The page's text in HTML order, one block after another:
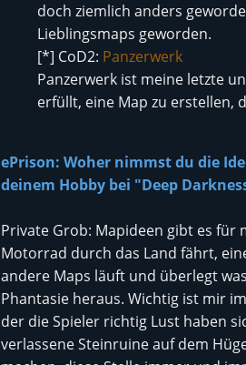
doch ziemlich anders
Lieblingsmaps geworden.
[*] CoD2: Panzerwerk
Panzerwerk ist meine letzte
erfüllt, eine Map zu erstellen,
ePrison: Woher nimmst du die
deinem Hobby bei "Deep
Private Grob: Mapideen gibt es für
Motorrad durch das Land fährt,
andere Maps läuft und überlegt
Phantasie heraus. Wichtig ist mir
der die Spieler richtig Lust haben
verlassene Steinruine auf dem